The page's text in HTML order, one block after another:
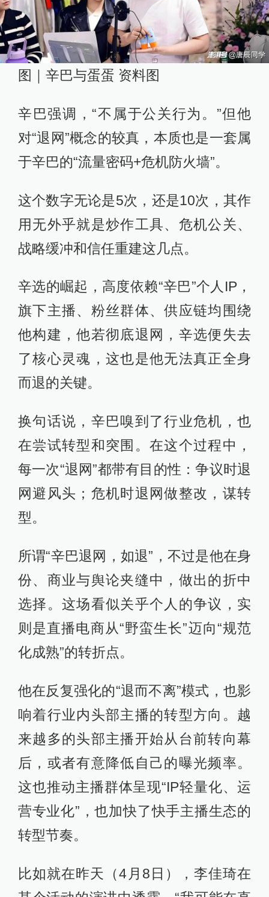
图｜辛巴与蛋蛋 资料图
辛巴强调，“不属于公关行为。”但他
对“退网”概念的较真，本质也是一套属
于辛巴的“流量密码+危机防火墙”。
这个数字无论是5次，还是10次，其作
用无外乎就是炒作工具、危机公关、
战略缓冲和信任重建这几点。
辛选的崛起，高度依赖“辛巴”个人IP，
旗下主播、粉丝群体、供应链均围绕
他构建，他若彻底退网，辛选便失去
了核心灵魂，这也是他无法真正全身
而退的关键。
换句话说，辛巴嗅到了行业危机，也
在尝试转型和突围。在这个过程中，
每一次“退网”都带有目的性：争议时退
网避风头；危机时退网做整改，谋转
型。
所谓“辛巴退网，如退”，不过是他在身
份、商业与舆论夹缝中，做出的折中
选择。这场看似关乎个人的争议，实
则是直播电商从“野蛮生长”迈向“规范
化成熟”的转折点。
他在反复强化的“退而不离”模式，也影
响着行业内头部主播的转型方向。越
来越多的头部主播开始从台前转向幕
后，或者有意降低自己的曝光频率。
这也推动主播群体呈现“IP轻量化、运
营专业化”，也加快了快手主播生态的
转型节奏。
比如就在昨天（4月8日），李佳琦在